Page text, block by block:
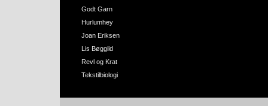
Godt Garn
Hurlumhey
Joan Eriksen
Lis Bøggild
Revl og Krat
Tekstilbiologi